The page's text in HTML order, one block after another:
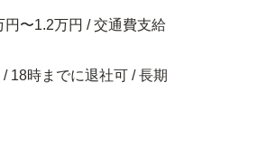
円〜1.2万円 / 交通費支給
/ 18時までに退社可 / 長期